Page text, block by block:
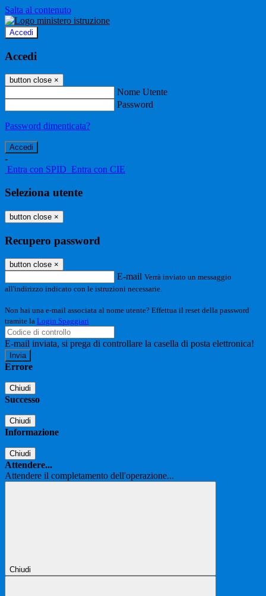
Salta al contenuto
Accedi
Accedi
button close ×
Nome Utente
Password
Password dimenticata?
-
Entra con SPID Entra con CIE
Seleziona utente
button close ×
Recupero password
button close ×
E-mail Verrà inviato un messaggio
all'indirizzo indicato con le istruzioni necessarie.
Non hai una e-mail associata al nome utente? Effettua il reset della password
tramite la Login Spaggiari
E-mail inviata, si prega di controllare la casella di posta elettronica!
Errore
Chiudi
Successo
Chiudi
Informazione
Chiudi
Attendere...
Attendere il completamento dell'operazione...
Chiudi